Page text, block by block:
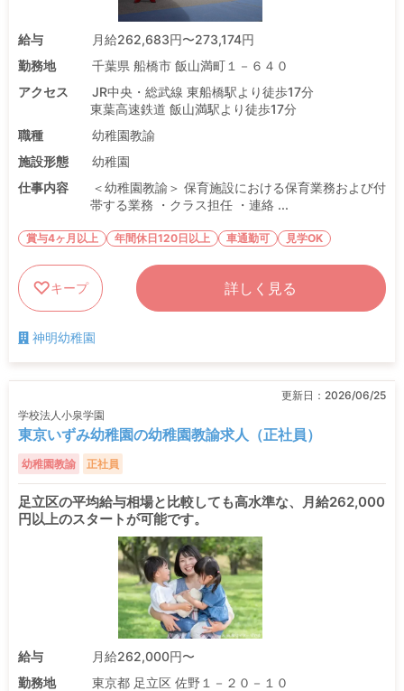
給与
月給262,683円〜273,174円
勤務地
千葉県 船橋市 飯山満町１－６４０
アクセス
JR中央・総武線 東船橋駅より徒歩17分
東葉高速鉄道 飯山満駅より徒歩17分
職種
幼稚園教諭
施設形態
幼稚園
仕事内容
＜幼稚園教諭＞ 保育施設における保育業務および付
帯する業務 ・クラス担任 ・連絡 ...
賞与4ヶ月以上 年間休日120日以上 車通勤可 見学OK
キープ 詳しく見る
神明幼稚園
更新日： 2026/06/25
学校法人小泉学園
東京いずみ幼稚園の幼稚園教諭求人（正社員）
幼稚園教諭 正社員
足立区の平均給与相場と比較しても高水準な、月給262,000
円以上のスタートが可能です。
給与
月給262,000円〜
勤務地
東京都 足立区 佐野１－２０－１０